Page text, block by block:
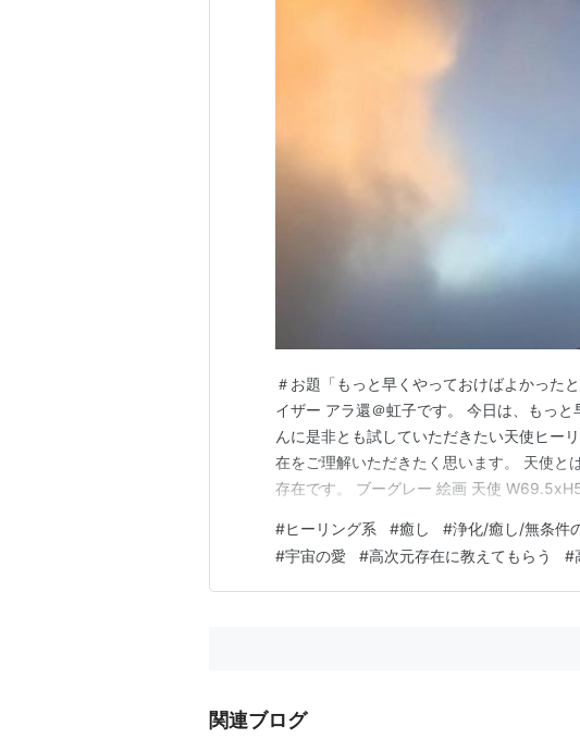
＃お題「もっと早くやっておけばよかった
イザー アラ還＠虹子です。 今日は、もっ
んに是非とも試していただきたい天使ヒー
在をご理解いただきたく思います。 天使と
存在です。 ブーグレー 絵画 天使
役割も天使とは少し違います。 ハイヤーセ
り添っています。 こ…
#ヒーリング系 #癒し #浄化/癒し/無条件
#宇宙の愛 #高次元存在に教えてもらう #
関連ブログ